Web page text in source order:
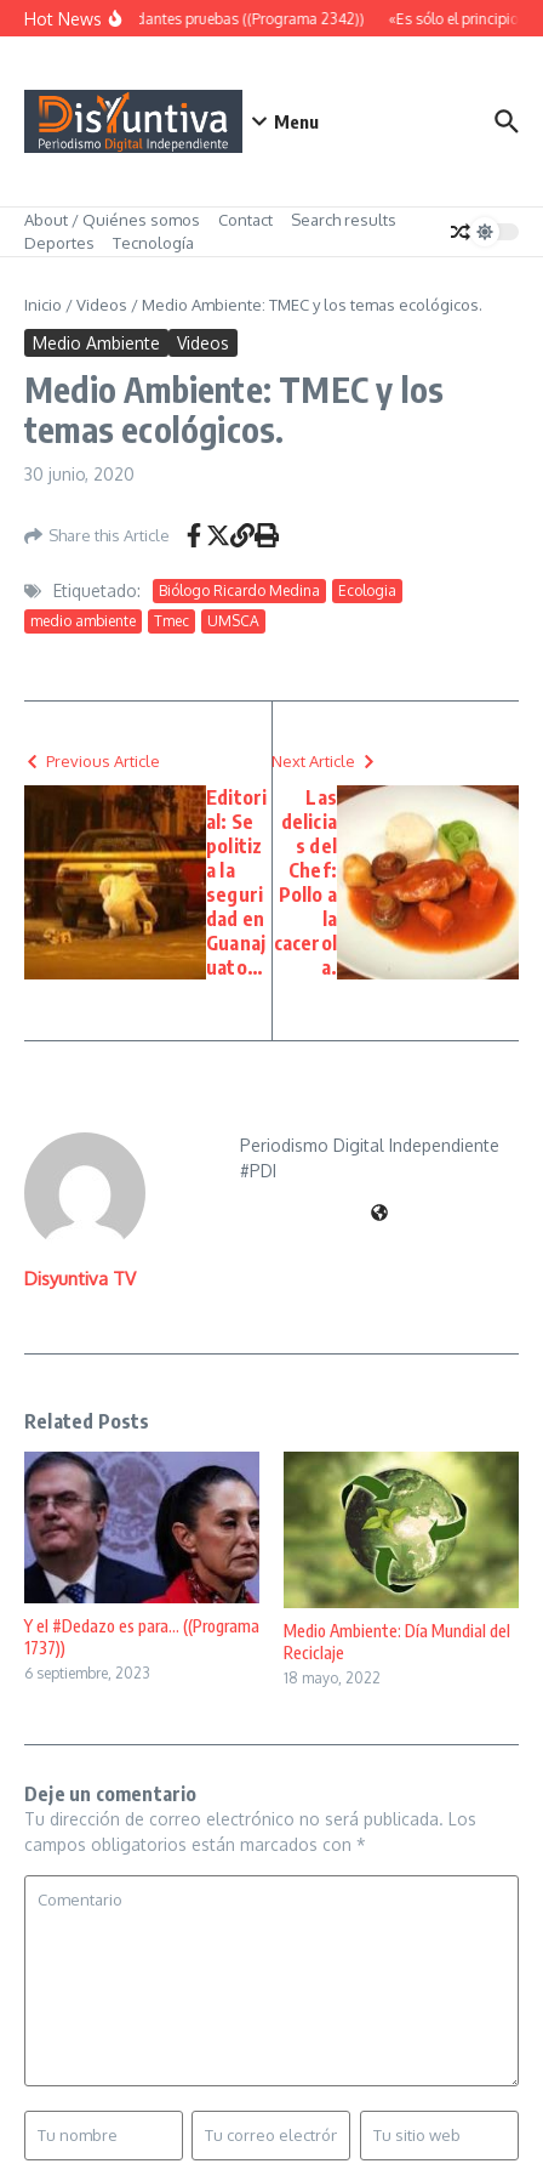
Saltar al contenido
Hot NewsAbundantes pruebas ((Programa 2342)) «Es sólo el principio»
Menu
About / Quiénes somos Contact
Search results
Deportes
Tecnología
Inicio /Videos / Medio Ambiente: TMEC y los temas ecológicos.
Medio Ambiente Videos
Medio Ambiente: TMEC y los
temas ecológicos.
30 junio, 2020
Share this Article
Etiquetado: Biólogo Ricardo Medina
Ecologia
medio ambiente
Tmec UMSCA
Previous Article
Editori
al: Se
politiz
a la
seguri
dad en
Guanaj
uato…
Next Article
Las
delicia
s del
Chef:
Pollo a
la
cacerol
a.
Disyuntiva TV
Periodismo Digital Independiente
#PDI
Related Posts
Y el #Dedazo es para… ((Programa
1737))
6 septiembre, 2023
Medio Ambiente: Día Mundial del
Reciclaje
18 mayo, 2022
Deje un comentario
Tu dirección de correo electrónico no será publicada. Los
campos obligatorios están marcados con *